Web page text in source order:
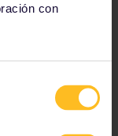
con
nivel del
divertida!